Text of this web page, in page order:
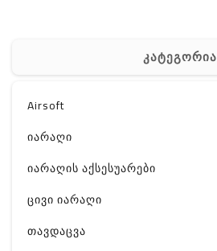
კატეგორია
Airsoft
იარაღი
იარაღის აქსესუარები
ცივი იარაღი
თავდაცვა